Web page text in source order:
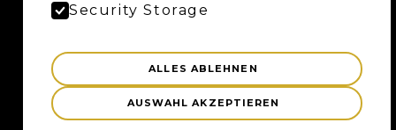
Uferweg 15
ZÜRICH
Security Storage
ALLES ABLEHNEN
AUSWAHL AKZEPTIEREN